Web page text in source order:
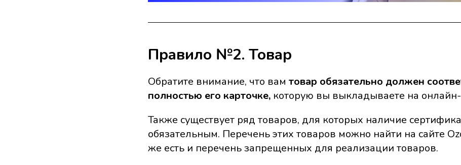
Правило №2. Товар
Обратите внимание, что вам товар обязательно должен
полностью его карточке, которую вы выкладываете на
Также существует ряд товаров, для которых наличие
обязательным. Перечень этих товаров можно найти на сайте
же есть и перечень запрещенных для реализации товаров.